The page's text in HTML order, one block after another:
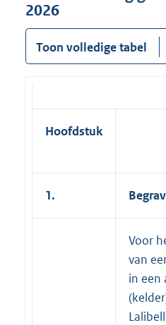
2026
Toon volledige tabel
Hoofdstuk
1.
Voor
van
in een